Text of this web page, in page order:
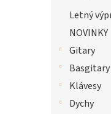
Letný
NOVINKY
Gitary
Basgitary
Klávesy
Dychy